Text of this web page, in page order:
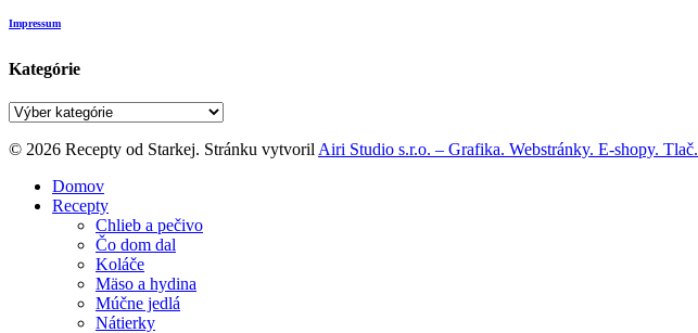
Impressum
Kategórie
Kategórie
© 2026 Recepty od Starkej. Stránku vytvoril Airi Studio s.r.o. – Grafika. Webstránky. E-shopy. Tlač.
Close
Menu
Domov
Recepty
Chlieb a pečivo
Čo dom dal
Koláče
Mäso a hydina
Múčne jedlá
Nátierky